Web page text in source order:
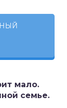
мало.
семье.